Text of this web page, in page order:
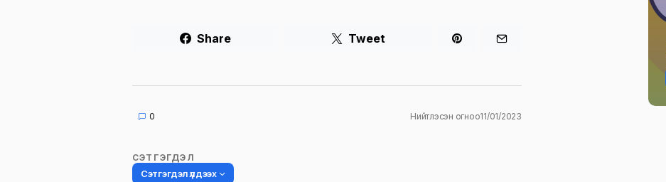
Share Tweet
0 Нийтлэсэн огноо11/01/2023
СЭТГЭГДЭЛ
Сэтгэгдэл үлдээх